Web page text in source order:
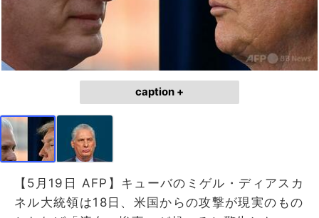
caption +
【5月19日 AFP】キューバのミゲル・ディアスカ
ネル大統領は18日、米国からの攻撃が現実のもの